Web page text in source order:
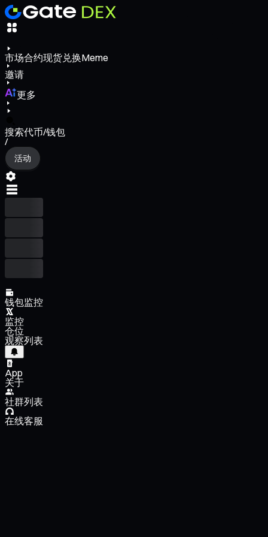
市场合约现货兑换Meme
邀请
更多
搜索代币/钱包
/
活动
钱包监控
监控
仓位
观察列表
App
关于
社群列表
在线客服